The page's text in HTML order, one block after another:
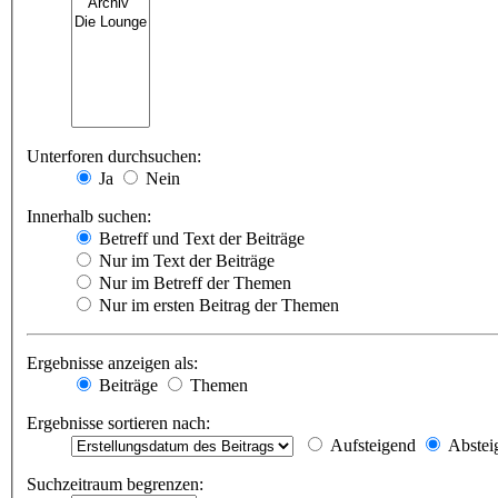
Unterforen durchsuchen:
Ja
Nein
Innerhalb suchen:
Betreff und Text der Beiträge
Nur im Text der Beiträge
Nur im Betreff der Themen
Nur im ersten Beitrag der Themen
Ergebnisse anzeigen als:
Beiträge
Themen
Ergebnisse sortieren nach:
Aufsteigend
Suchzeitraum begrenzen: